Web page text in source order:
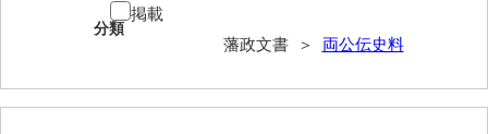
分類
藩政文書 ＞ 両公伝史料
掲載